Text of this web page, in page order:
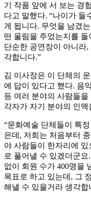
기 작품 앞에 서 보는 경
다고 말했다. “나이가 들
게 됩니다. 무엇을 남겼
떤 울림을 주었는지를
단순한 공연장이 아니라
각합니다.”
김 이사장은 이 단체의
에 답이 있다고 했다. 음
등 여러 분야의 사람들
각자가 자기 분야의 인
“문화예술 단체들이 특
은데, 저희는 처음부터
야 사람들이 한자리에
로 풀어낼 수 있겠더군
없이 회원 수가 400명을
목표로 하고 있는데, 그
해낼 수 있을거라 생각합